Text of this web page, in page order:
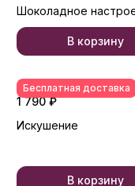
Шоколадное
В корзину
Бесплатная доставка
1 790 ₽
Искушение
В корзину